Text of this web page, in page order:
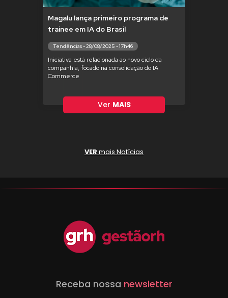
Magalu lança primeiro programa de
trainee em IA do Brasil
Tendências - 28/08/2025 - 17h46
Iniciativa está relacionada ao novo ciclo da
companhia, focado na consolidação do IA
Commerce
Ver MAIS
VER mais Notícias
Receba nossa newsletter